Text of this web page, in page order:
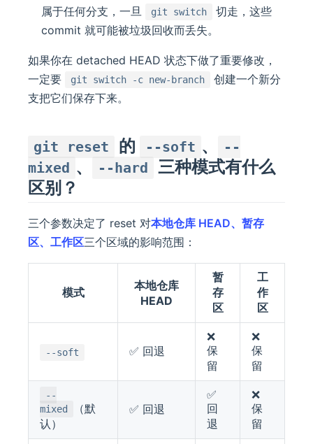
属于任何分支，一旦
git switch
切走，这些
commit 就可能被垃圾回收而丢失。
如果你在 detached HEAD 状态下做了重要修改，
一定要
git switch -c new-branch
创建一个新分
支把它们保存下来。
git reset 的 --soft 、
--
mixed 、 --hard
三种模式有什么
区别？
三个参数决定了 reset 对本地仓库 HEAD、暂存
区、工作区三个区域的影响范围：
模式
本地仓库
HEAD
暂
存
区
工
作
区
--soft ✅ 回退
❌
保
留
❌
保
留
--
mixed
（默
认）
✅ 回退
✅
回
退
❌
保
留